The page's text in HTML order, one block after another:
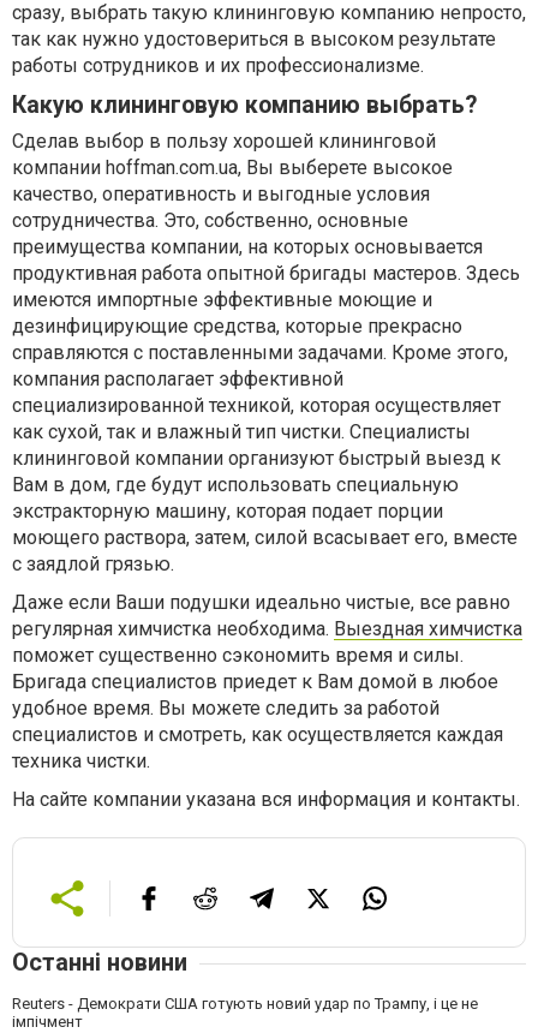
сразу, выбрать такую клининговую компанию непросто,
так как нужно удостовериться в высоком результате
работы сотрудников и их профессионализме.
Какую клининговую компанию выбрать?
Сделав выбор в пользу хорошей клининговой
компании hoffman.com.ua, Вы выберете высокое
качество, оперативность и выгодные условия
сотрудничества. Это, собственно, основные
преимущества компании, на которых основывается
продуктивная работа опытной бригады мастеров. Здесь
имеются импортные эффективные моющие и
дезинфицирующие средства, которые прекрасно
справляются с поставленными задачами. Кроме этого,
компания располагает эффективной
специализированной техникой, которая осуществляет
как сухой, так и влажный тип чистки. Специалисты
клининговой компании организуют быстрый выезд к
Вам в дом, где будут использовать специальную
экстракторную машину, которая подает порции
моющего раствора, затем, силой всасывает его, вместе
с заядлой грязью.
Даже если Ваши подушки идеально чистые, все равно
регулярная химчистка необходима. Выездная химчистка
поможет существенно сэкономить время и силы.
Бригада специалистов приедет к Вам домой в любое
удобное время. Вы можете следить за работой
специалистов и смотреть, как осуществляется каждая
техника чистки.
На сайте компании указана вся информация и контакты.
Останні новини
Reuters - Демократи США готують новий удар по Трампу, і це не
імпічмент